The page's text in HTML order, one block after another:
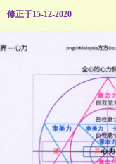
修正于15-12-2020